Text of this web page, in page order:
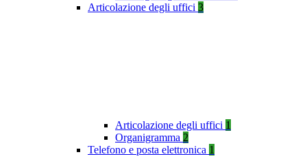
Articolazione degli uffici 3
Articolazione degli uffici 1
Organigramma 2
Telefono e posta elettronica 1